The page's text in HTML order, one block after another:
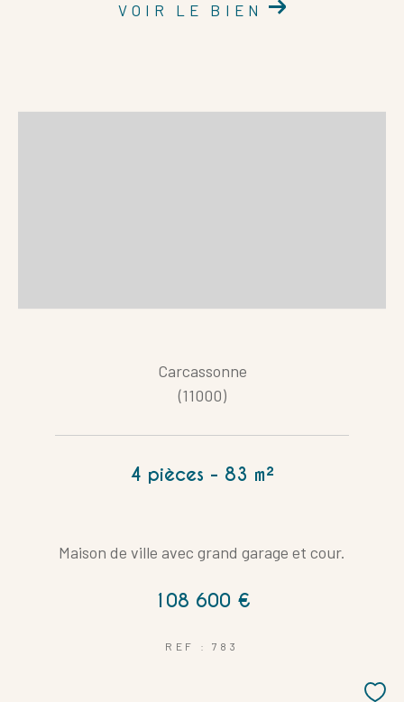
VOIR LE BIEN
Carcassonne
(11000)
4 pièces - 83 m²
Maison de ville avec grand garage et cour.
108 600 €
REF : 783